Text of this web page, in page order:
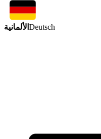
الألمانية Deutsch